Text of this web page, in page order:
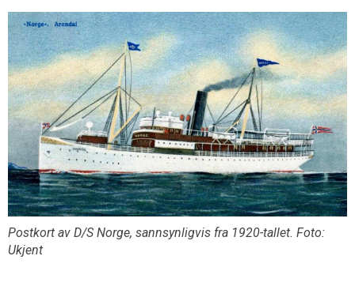
Postkort av D/S Norge, sannsynligvis fra 1920-tallet. Foto:
Ukjent